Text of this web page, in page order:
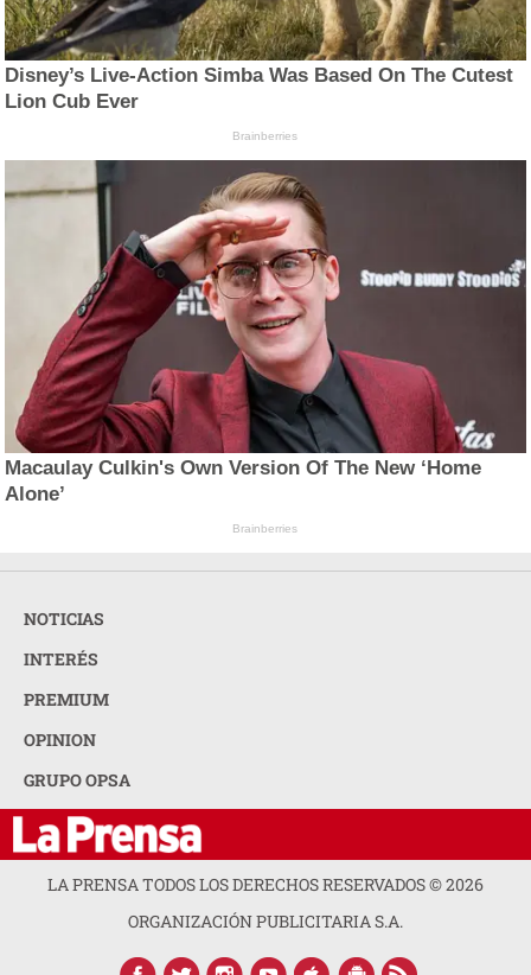
Disney’s Live-Action Simba Was Based On The Cutest
Lion Cub Ever
Brainberries
Macaulay Culkin's Own Version Of The New ‘Home
Alone’
Brainberries
NOTICIAS
INTERÉS
PREMIUM
OPINION
GRUPO OPSA
LA PRENSA TODOS LOS DERECHOS RESERVADOS ©2026
ORGANIZACIÓN PUBLICITARIA S.A.